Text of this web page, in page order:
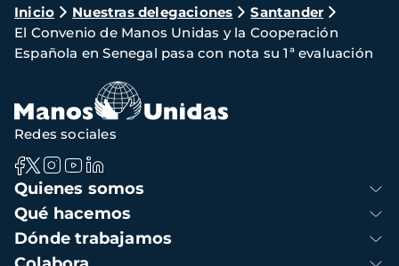
Ruta
de
navegación
Inicio Nuestras delegaciones
Santander
El Convenio de Manos Unidas y la Cooperación
Española en Senegal pasa con nota su 1ª evaluación
Navegación
principal
Quienes somos
Qué hacemos
Dónde trabajamos
Redes sociales